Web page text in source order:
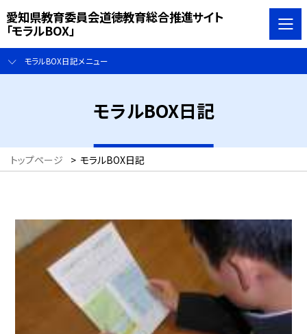
愛知県教育委員会道徳教育総合推進サイト
「モラルBOX」
モラルBOX日記メニュー
モラルBOX日記
トップページ > モラルBOX日記